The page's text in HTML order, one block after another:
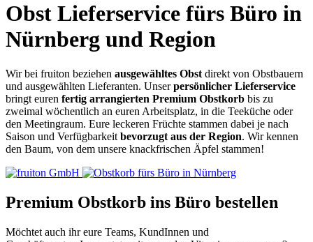
Obst Lieferservice fürs Büro in
Nürnberg und Region
Wir bei fruiton beziehen ausgewähltes Obst direkt von Obstbauern
und ausgewählten Lieferanten. Unserpersönlicher Lieferservice
bringt euren fertig arrangierten Premium Obstkorb bis zu
zweimal wöchentlich an euren Arbeitsplatz, in die Teeküche oder
den Meetingraum. Eure leckeren Früchte stammen dabei je nach
Saison und Verfügbarkeit bevorzugt aus der Region. Wir kennen
den Baum, von dem unsere knackfrischen Äpfel stammen!
Premium Obstkorb ins Büro bestellen
Möchtet auch ihr eure Teams, KundInnen und